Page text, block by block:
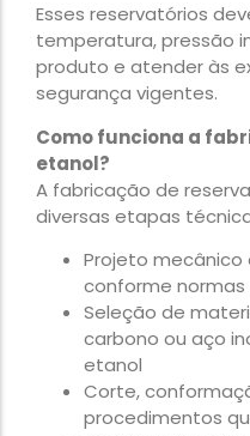
Esses reservatórios
temperatura, pressão
produto e atender às
segurança vigentes.
Como funciona a
etanol?
A fabricação de
diversas etapas
Projeto mecânico
conforme
Seleção de
carbono ou aço
etanol
Corte,
procedimentos